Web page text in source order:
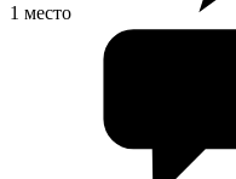
1 место